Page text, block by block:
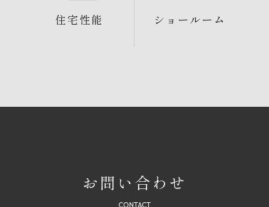
住宅性能 ショールーム
お問い合わせ